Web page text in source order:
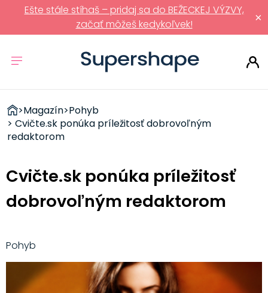
×
Ešte stále stíhaš – pridaj sa do BEŽECKEJ VÝZVY,
začať môžeš kedykoľvek!
ZDRAVÉ
RÝCHLOVKY
>Magazín>Pohyb
> Cvičte.sk ponúka príležitosť dobrovoľným
redaktorom
Cvičte.sk ponúka príležitosť
dobrovoľným redaktorom
Pohyb